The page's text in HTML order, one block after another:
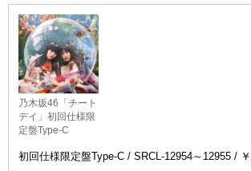
乃木坂46「チート
デイ」初回仕様限
定盤Type-C
初回仕様限定盤Type-C / SRCL-12954～12955 /